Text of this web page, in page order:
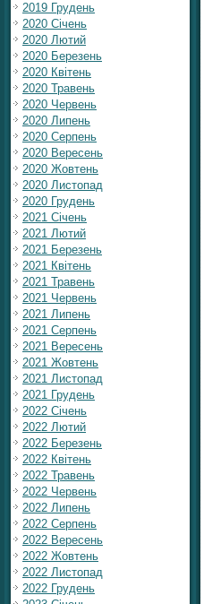
2019 Грудень
2020 Січень
2020 Лютий
2020 Березень
2020 Квітень
2020 Травень
2020 Червень
2020 Липень
2020 Серпень
2020 Вересень
2020 Жовтень
2020 Листопад
2020 Грудень
2021 Січень
2021 Лютий
2021 Березень
2021 Квітень
2021 Травень
2021 Червень
2021 Липень
2021 Серпень
2021 Вересень
2021 Жовтень
2021 Листопад
2021 Грудень
2022 Січень
2022 Лютий
2022 Березень
2022 Квітень
2022 Травень
2022 Червень
2022 Липень
2022 Серпень
2022 Вересень
2022 Жовтень
2022 Листопад
2022 Грудень